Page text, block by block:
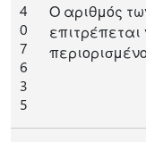
4
0
7
6
3
5
Ο αριθμός